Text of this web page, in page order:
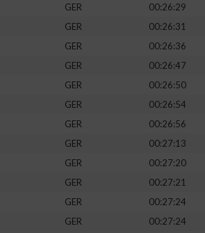
GER
00:26:29
GER
00:26:31
GER 00:26:36
GER
00:26:47
GER
00:26:50
GER
00:26:54
GER
00:26:56
GER 00:27:13
GER
00:27:20
GER
00:27:21
GER
00:27:24
GER 00:27:24